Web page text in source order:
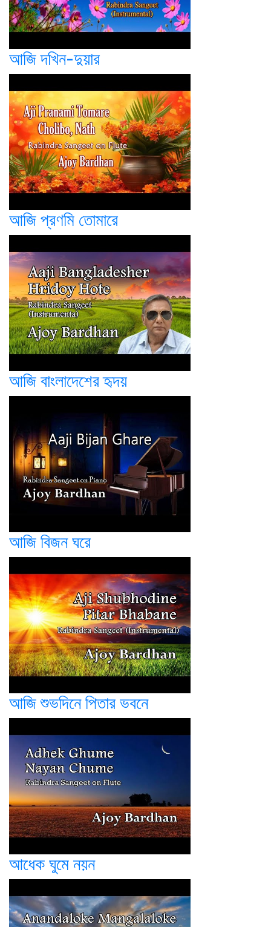
আজি দখিন-দুয়ার
আজি প্রণমি তোমারে
আজি বাংলাদেশের হৃদয়
আজি বিজন ঘরে
আজি শুভদিনে পিতার ভবনে
আধেক ঘুমে নয়ন